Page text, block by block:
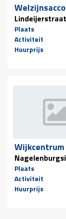
Plaats
Activiteit
Huurprijs
Plaats
Activiteit
Huurprijs